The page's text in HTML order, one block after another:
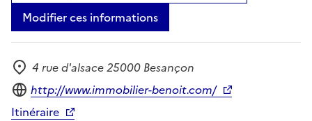
Modifier ces informations
Adresse
4 rue d'alsace 25000 Besançon
Site internet
http://www.immobilier-benoit.com/
Itinéraire